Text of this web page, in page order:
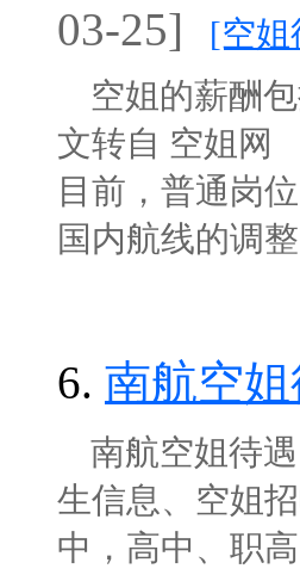
03-25]
[空姐
空姐的薪酬包
文转自 空姐网
目前，普通岗
国内航线的调
6. 南航空姐
南航空姐待遇
生信息、空姐
中，高中、职